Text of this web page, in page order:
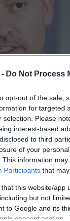
Do Not Process
opt-out of the sale,
for targeted
selection. Please
interest-based
to third
of your
This information
Participants that
that this website/
but not
to Google and its
consent section.
για
ξενοδοχειακών